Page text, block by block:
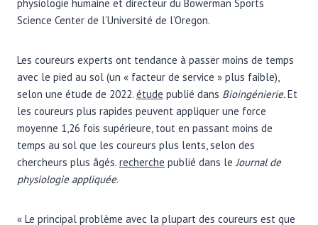
physiologie humaine et directeur du Bowerman Sports
Science Center de l’Université de l’Oregon.
Les coureurs experts ont tendance à passer moins de temps
avec le pied au sol (un « facteur de service » plus faible),
selon une étude de 2022. étude publié dans Bioingénierie.Et
les coureurs plus rapides peuvent appliquer une force
moyenne 1,26 fois supérieure, tout en passant moins de
temps au sol que les coureurs plus lents, selon des
chercheurs plus âgés. recherche publié dans le Journal de
physiologie appliquée.
« Le principal problème avec la plupart des coureurs est que